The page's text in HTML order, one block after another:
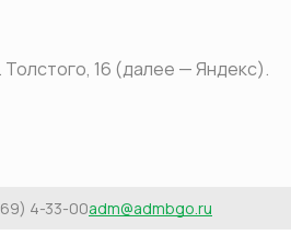
16 (далее — Яндекс).
4-33-00adm@admbgo.ru